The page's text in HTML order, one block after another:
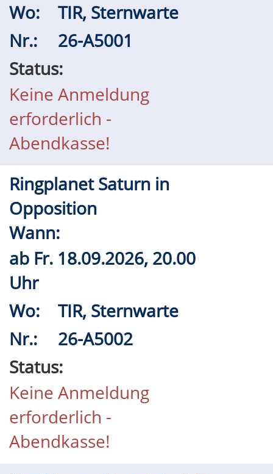
Wo:
TIR, Sternwarte
Nr.:
26-A5001
Status:
Keine Anmeldung
erforderlich -
Abendkasse!
Ringplanet Saturn in
Opposition
Wann:
ab Fr. 18.09.2026, 20.00
Uhr
Wo:
TIR, Sternwarte
Nr.:
26-A5002
Status:
Keine Anmeldung
erforderlich -
Abendkasse!